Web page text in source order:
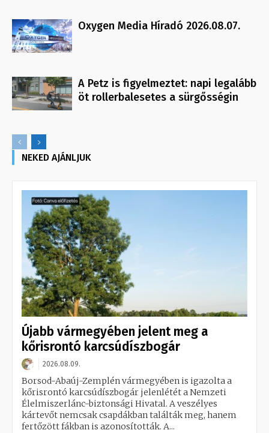
Oxygen Media Híradó 2026.08.07.
A Petz is figyelmeztet: napi legalább
öt rollerbalesetes a sürgősségin
NEKED AJÁNLJUK
Újabb vármegyében jelent meg a
kőrisrontó karcsúdíszbogár
2026.08.09.
Borsod-Abaúj-Zemplén vármegyében is igazolta a
kőrisrontó karcsúdíszbogár jelenlétét a Nemzeti
Élelmiszerlánc-biztonsági Hivatal. A veszélyes
kártevőt nemcsak csapdákban találták meg, hanem
fertőzött fákban is azonosították. A...